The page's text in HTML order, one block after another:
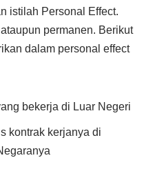
istilah Personal Effect.
permanen. Berikut
dalam personal effect
bekerja di Luar Negeri
kontrak kerjanya di